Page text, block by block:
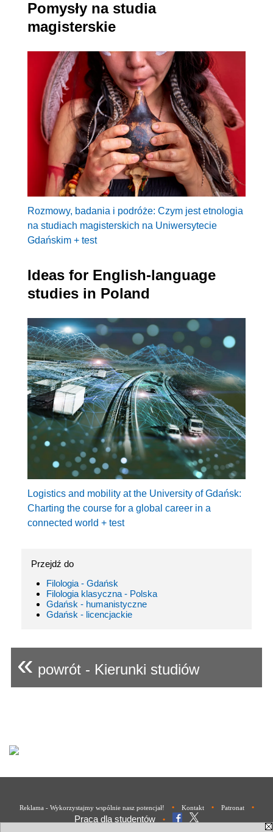
Pomysły na studia
magisterskie
Rozmowy, badania i podróże: Czym jest etnologia
na studiach magisterskich na Uniwersytecie
Gdańskim + test
Ideas for English-language
studies in Poland
Logistics and mobility at the University of Gdańsk:
Charting the course for a global career in a
connected world + test
Przejdź do
Filologia - Gdańsk
Filologia klasyczna - Polska
Gdańsk - humanistyczne
Gdańsk - licencjackie
« powrót - Kierunki studiów
Reklama - Wykorzystajmy wspólnie nasz potencjał! • Kontakt • Patronat •
Praca dla studentów •